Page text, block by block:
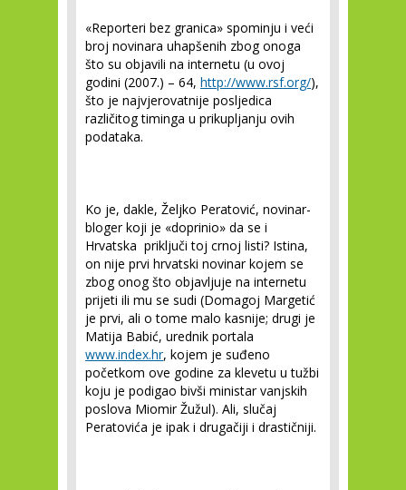
«Reporteri bez granica» spominju i veći
broj novinara uhapšenih zbog onoga
što su objavili na internetu (u ovoj
godini (2007.) – 64, http://www.rsf.org/),
što je najvjerovatnije posljedica
različitog timinga u prikupljanju ovih
podataka.
Ko je, dakle, Željko Peratović, novinar-
bloger koji je «doprinio» da se i
Hrvatska priključi toj crnoj listi? Istina,
on nije prvi hrvatski novinar kojem se
zbog onog što objavljuje na internetu
prijeti ili mu se sudi (Domagoj Margetić
je prvi, ali o tome malo kasnije; drugi je
Matija Babić, urednik portala
www.index.hr, kojem je suđeno
početkom ove godine za klevetu u tužbi
koju je podigao bivši ministar vanjskih
poslova Miomir Žužul). Ali, slučaj
Peratovića je ipak i drugačiji i drastičniji.